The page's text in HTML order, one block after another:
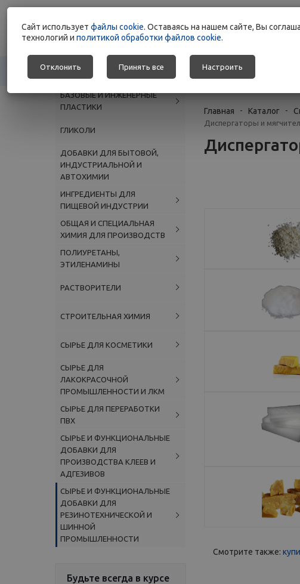
химического сырья
КАТАЛОГ О КОМПАНИИ
БАЗОВЫЕ И ИНЖЕНЕРНЫЕ
ПЛАСТИКИ
ГЛИКОЛИ
ДОБАВКИ ДЛЯ БЫТОВОЙ,
ИНДУСТРИАЛЬНОЙ И
АВТОХИМИИ
ИНГРЕДИЕНТЫ ДЛЯ
ПИЩЕВОЙ ИНДУСТРИИ
ОБЩАЯ И СПЕЦИАЛЬНАЯ
ХИМИЯ ДЛЯ ПРОИЗВОДСТВ
ПОЛИУРЕТАНЫ,
ЭТИЛЕНАМИНЫ
РАСТВОРИТЕЛИ
СТРОИТЕЛЬНАЯ ХИМИЯ
СЫРЬЕ ДЛЯ КОСМЕТИКИ
СЫРЬЕ ДЛЯ
ЛАКОКРАСОЧНОЙ
ПРОМЫШЛЕННОСТИ И ЛКМ
СЫРЬЕ ДЛЯ ПЕРЕРАБОТКИ
ПВХ
СЫРЬЕ И ФУНКЦИОНАЛЬНЫЕ
ДОБАВКИ ДЛЯ
ПРОИЗВОДСТВА КЛЕЕВ И
АДГЕЗИВОВ
СЫРЬЕ И ФУНКЦИОНАЛЬНЫЕ
ДОБАВКИ ДЛЯ
РЕЗИНОТЕХНИЧЕСКОЙ И
ШИННОЙ
ПРОМЫШЛЕННОСТИ
Будьте всегда в курсе
Главная - Каталог -
Диспергаторы и
Смотрите также:
Cайт использует файлы cookie. Оставаясь на нашем сайте, Вы
технологий и политикой обработки файлов cookie.
Отклонить Принять все Настроить